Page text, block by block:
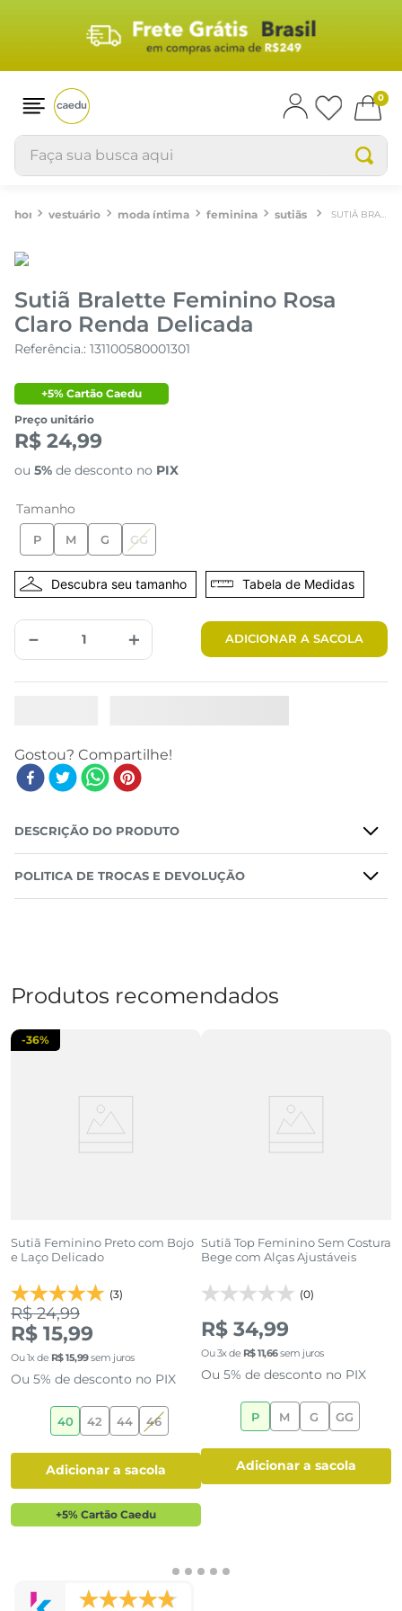
0
Faça sua busca aqui
vestuário moda íntima feminina sutiãs
Sutiã Bralette Feminino Rosa
Claro Renda Delicada
Referência.: 131100580001301
+5% Cartão Caedu
Preço unitário
R$ 24,99
ou 5% de desconto no PIX
Tamanho
P M G GG
Tabela de Medidas
＋
－ ADICIONAR A SACOLA
DESCRIÇÃO DO PRODUTO
POLITICA DE TROCAS E DEVOLUÇÃO
Produtos recomendados
Sutiã Feminino Preto com Bojo
e Laço Delicado
(3)
-36%
R$ 24,99
R$ 15,99
Ou1x de R$15,99sem juros
Ou 5% de desconto no PIX
40 42 44 46
adicionar a sacola
+5% Cartão Caedu
Sutiã Top Feminino Sem Costura
Bege com Alças Ajustáveis
(0)
R$ 34,99
Ou3x de R$11,66sem juros
Ou 5% de desconto no PIX
P M G GG
adicionar a sacola